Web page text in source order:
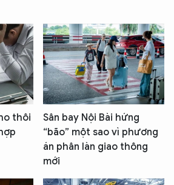
thôi
Sân bay Nội Bài hứng
“bão” một sao vì phương
án phân làn giao thông
mới